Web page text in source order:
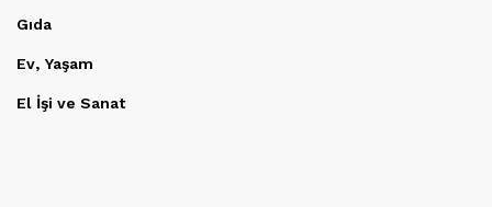
Gıda
Ev, Yaşam
El İşi ve Sanat